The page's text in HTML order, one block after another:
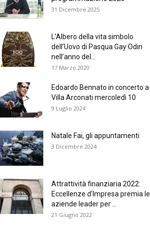
31 Dicembre 2025
L’Albero della vita simbolo
dell’Uovo di Pasqua Gay Odin
nell’anno del...
17 Marzo 2020
Edoardo Bennato in concerto a
Villa Arconati mercoledì 10
9 Luglio 2024
Natale Fai, gli appuntamenti
3 Dicembre 2024
Attrattività finanziaria 2022:
Eccellenze d’Impresa premia le
aziende leader per ...
21 Giugno 2022